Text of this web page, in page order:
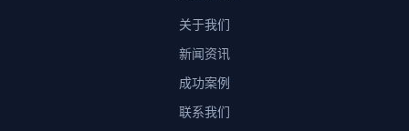
关于我们
新闻资讯
成功案例
联系我们